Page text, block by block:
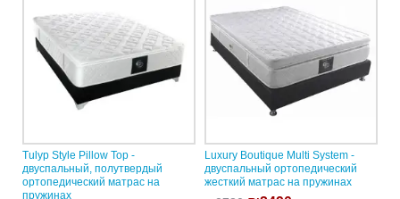
Tulyp Style Pillow Top -
двуспальный, полутвердый
ортопедический матрас на
пружинах
Luxury Boutique Multi System -
двуспальный ортопедический
жесткий матрас на пружинах